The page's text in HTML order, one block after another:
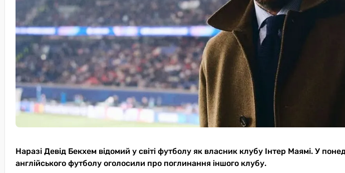
Наразі Девід Бекхем відомий у світі футболу як власник клубу Інтер Маямі. У
англійського футболу оголосили про поглинання іншого клубу.